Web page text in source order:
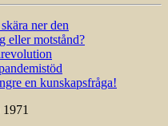
ner den
eller motstånd?
en kunskapsfråga!